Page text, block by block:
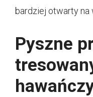
bardziej otwarty na
Pyszne